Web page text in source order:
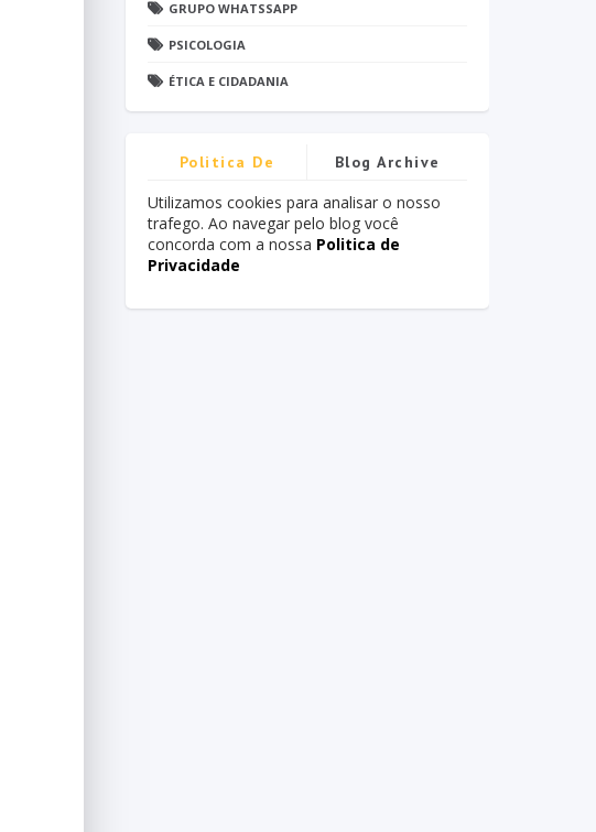
GRUPO WHATSSAPP
PSICOLOGIA
ÉTICA E CIDADANIA
Politica De
Privacidade
Blog Archive
Utilizamos cookies para analisar o nosso
trafego. Ao navegar pelo blog você
concorda com a nossa Politica de
Privacidade